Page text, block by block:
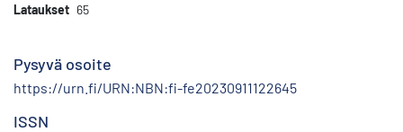
Lataukset 65
Pysyvä osoite
https://urn.fi/URN:NBN:fi-fe20230911122645
ISSN